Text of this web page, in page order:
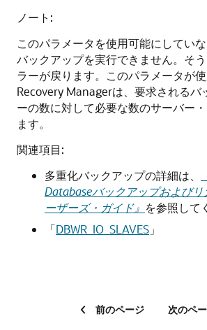
ノート:
このパラメータを使用可能にしてい
バックアップを実行できません。そ
ラーが戻ります。このパラメータが使
Recovery Managerは、要求されるバ
ーの数に対して必要な数のサーバー
ます。
関連項目:
多重化バックアップの詳細は、
Databaseバックアップおよび
ーザーズ・ガイド』 を参照して
「DBWR_IO_SLAVES 」
前のページ 次のペ